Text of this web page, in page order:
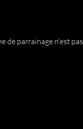
de parrainage n'est